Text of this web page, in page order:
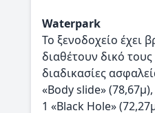
Waterpark
Το ξενοδοχείο έχει
διαθέτουν δικό
διαδικασίες
«Body slide»
1 «Black Hole»